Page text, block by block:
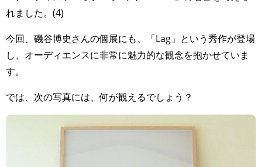
れました。(4)
今回、磯谷博史さんの個展にも、「Lag」という秀作が登場
し、オーディエンスに非常に魅力的な観念を抱かせていま
す。
では、次の写真には、何が観えるでしょう？